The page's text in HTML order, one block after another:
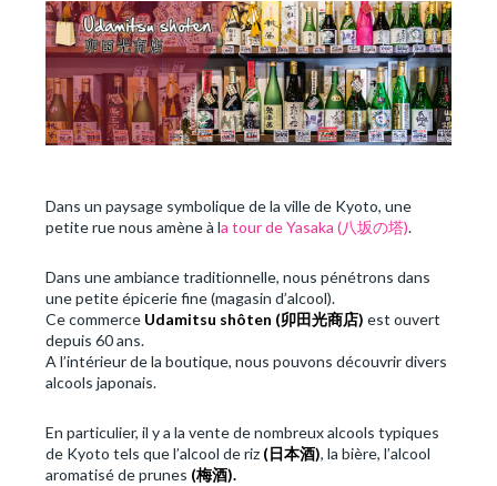
Dans un paysage symbolique de la ville de Kyoto, une
petite rue nous amène à la tour de Yasaka (八坂の塔).
Dans une ambiance traditionnelle, nous pénétrons dans
une petite épicerie fine (magasin d’alcool).
Ce commerce Udamitsu shôten (卯田光商店) est ouvert
depuis 60 ans.
A l’intérieur de la boutique, nous pouvons découvrir divers
alcools japonais.
En particulier, il y a la vente de nombreux alcools typiques
de Kyoto tels que l’alcool de riz (日本酒), la bière, l’alcool
aromatisé de prunes (梅酒).